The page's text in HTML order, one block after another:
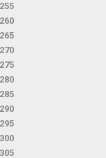
255
260
265
270
275
280
285
290
295
300
305